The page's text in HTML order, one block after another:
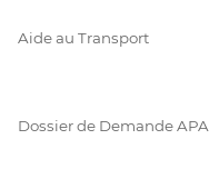
Aide au Transport
Dossier de Demande APA